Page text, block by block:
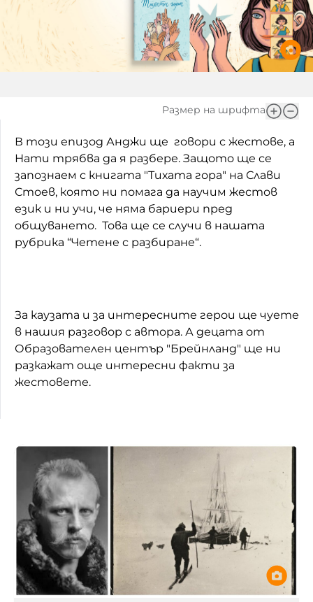
Фантазирай
Приказки
От соул до рокендрол
Междучасие
Яйцето на света
Къщата
Златната ябълка
Като Айнщайн
Домашен любимец
Питаме Ви
Игри
Кои сме ние?
Архивен фонд на БНР
Размер на шрифта
В този епизод Анджи ще говори с жестове, а
Нати трябва да я разбере. Защото ще се
запознаем с книгата "Тихата гора" на Слави
Стоев, която ни помага да научим жестов
език и ни учи, че няма бариери пред
общуването. Това ще се случи в нашата
рубрика “Четене с разбиране“.
За каузата и за интересните герои ще чуете
в нашия разговор с автора. А децата от
Образователен център "Брейнланд" ще ни
разкажат още интересни факти за
жестовете.